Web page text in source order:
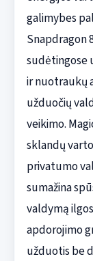
galimybes
Snapdragon
sudėtingose
ir nuotraukų
užduočių
veikimo.
sklandų
privatumo
sumažina
valdymą
apdorojimo
užduotis be